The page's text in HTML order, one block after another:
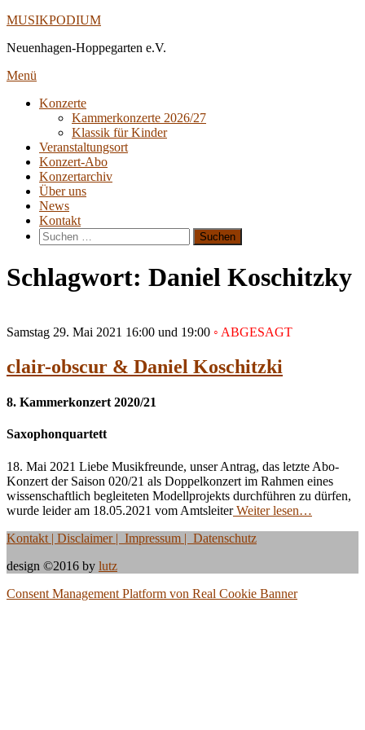
Direkt
Inhalt
MUSIKPODIUM
Neuenhagen-Hoppegarten e.V.
Menü
Konzerte
Kammerkonzerte 2026/27
Klassik für Kinder
Veranstaltungsort
Konzert-Abo
Konzertarchiv
Über uns
News
Kontakt
Suche
nach:
Schlagwort: Daniel Koschitzky
Samstag 29. Mai 2021 16:00 und 19:00 ◦ ABGESAGT
clair-obscur & Daniel Koschitzki
8. Kammerkonzert 2020/21
Saxophonquartett
18. Mai 2021 Liebe Musikfreunde, unser Antrag, das letzte Abo-
Konzert der Saison 020/21 als Doppelkonzert im Rahmen eines
wissenschaftlich begleiteten Modellprojekts durchführen zu dürfen,
wurde leider am 18.05.2021 vom AmtsleiterWeiter lesen…
Kontakt | Disclaimer | Impressum | Datenschutz
design ©2016 by lutz
Consent Management Platform von Real Cookie Banner